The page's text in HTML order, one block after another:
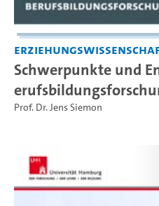
Schwerpunkte und
Prof. Dr. Jens Siemon